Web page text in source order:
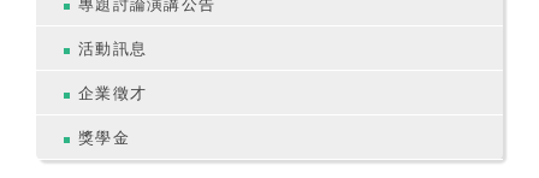
專題討論演講公告
活動訊息
企業徵才
獎學金